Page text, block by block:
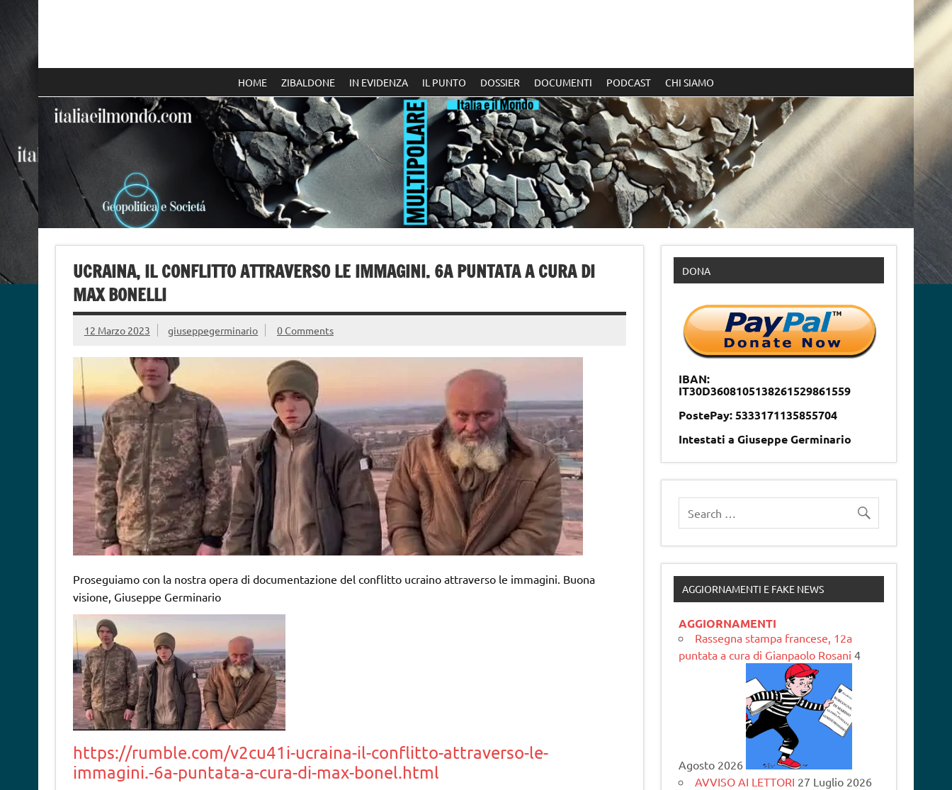
HOME ZIBALDONE IN EVIDENZA IL PUNTO DOSSIER DOCUMENTI PODCAST CHI SIAMO
UCRAINA, IL CONFLITTO ATTRAVERSO LE IMMAGINI. 6A PUNTATA A CURA DI
MAX BONELLI
12 Marzo 2023 giuseppegerminario 0 Comments
Proseguiamo con la nostra opera di documentazione del conflitto ucraino attraverso le immagini. Buona
visione, Giuseppe Germinario
https://rumble.com/v2cu41i-ucraina-il-conflitto-attraverso-le-
immagini.-6a-puntata-a-cura-di-max-bonel.html
DONA
IBAN:
IT30D3608105138261529861559
PostePay: 5333171135855704
Intestati a Giuseppe Germinario
AGGIORNAMENTI E FAKE NEWS
AGGIORNAMENTI
Rassegna stampa francese, 12a
puntata a cura di Gianpaolo Rosani 4
Agosto 2026
AVVISO AI LETTORI 27 Luglio 2026